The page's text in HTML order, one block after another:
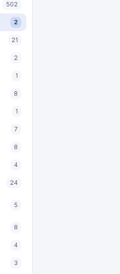
502
2
21
2
1
8
1
7
8
4
24
5
8
4
3